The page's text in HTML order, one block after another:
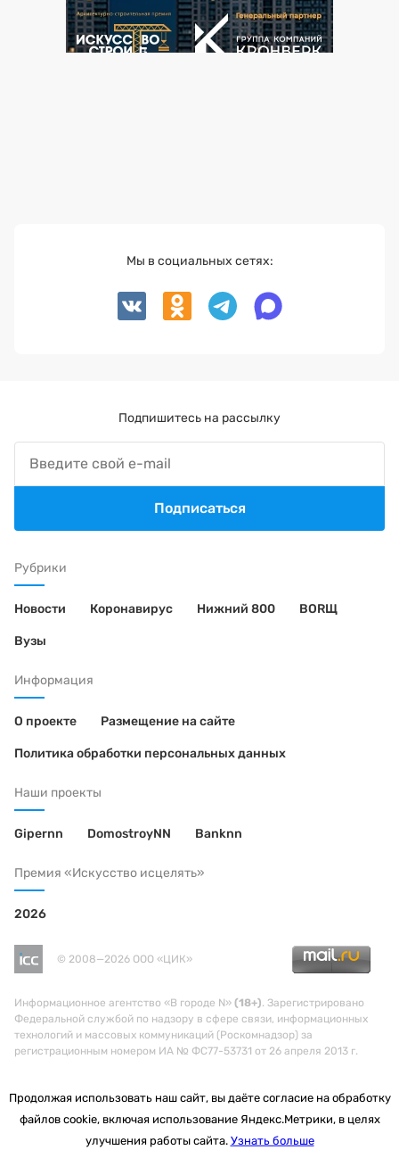
Рубрики
Новости Коронавирус Нижний 800 BORЩ
Вузы
Информация
О проекте Размещение на сайте
Политика обработки персональных данных
Наши проекты
Gipernn DomostroyNN Banknn
Премия «Искусство исцелять»
2026
© 2008—2026 ООО «ЦИК»
Информационное агентство «В городе N» (18+). Зарегистрировано
Федеральной службой по надзору в сфере связи, информационных
технологий и массовых коммуникаций (Роскомнадзор) за
регистрационным номером ИА № ФС77-53731 от 26 апреля 2013 г.
Мы в социальных сетях:
Подпишитесь на рассылку
Подписаться
Продолжая использовать наш сайт, вы даёте согласие на обработку
файлов cookie, включая использование Яндекс.Метрики, в целях
улучшения работы сайта. Узнать больше